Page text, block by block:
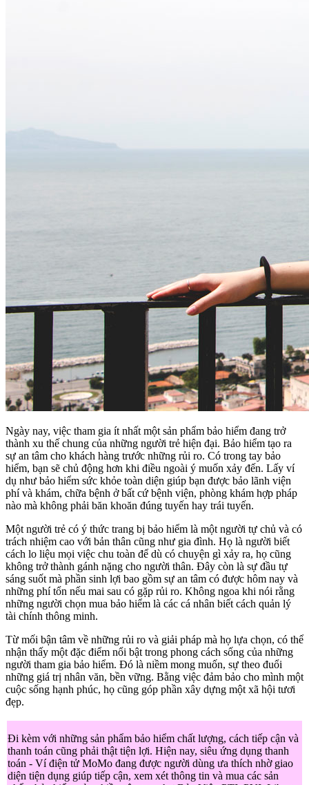
Ngày nay, việc tham gia ít nhất một sản phẩm bảo hiểm đang trở
thành xu thế chung của những người trẻ hiện đại. Bảo hiểm tạo ra
sự an tâm cho khách hàng trước những rủi ro. Có trong tay bảo
hiểm, bạn sẽ chủ động hơn khi điều ngoài ý muốn xảy đến. Lấy ví
dụ như bảo hiểm sức khỏe toàn diện giúp bạn được bảo lãnh viện
phí và khám, chữa bệnh ở bất cứ bệnh viện, phòng khám hợp pháp
nào mà không phải băn khoăn đúng tuyến hay trái tuyến.
Một người trẻ có ý thức trang bị bảo hiểm là một người tự chủ và có
trách nhiệm cao với bản thân cũng như gia đình. Họ là người biết
cách lo liệu mọi việc chu toàn để dù có chuyện gì xảy ra, họ cũng
không trở thành gánh nặng cho người thân. Đây còn là sự đầu tự
sáng suốt mà phần sinh lợi bao gồm sự an tâm có được hôm nay và
những phí tổn nếu mai sau có gặp rủi ro. Không ngoa khi nói rằng
những người chọn mua bảo hiểm là các cá nhân biết cách quản lý
tài chính thông minh.
Từ mối bận tâm về những rủi ro và giải pháp mà họ lựa chọn, có thể
nhận thấy một đặc điểm nổi bật trong phong cách sống của những
người tham gia bảo hiểm. Đó là niềm mong muốn, sự theo đuổi
những giá trị nhân văn, bền vững. Bằng việc đảm bảo cho mình một
cuộc sống hạnh phúc, họ cũng góp phần xây dựng một xã hội tươi
đẹp.
Đi kèm với những sản phẩm bảo hiểm chất lượng, cách tiếp cận và
thanh toán cũng phải thật tiện lợi. Hiện nay, siêu ứng dụng thanh
toán - Ví điện tử MoMo đang được người dùng ưa thích nhờ giao
diện tiện dụng giúp tiếp cận, xem xét thông tin và mua các sản